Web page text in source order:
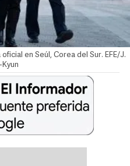
en Seúl, Corea del Sur. EFE/J.